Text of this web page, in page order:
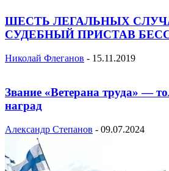
ШЕСТЬ ЛЕГАЛЬНЫХ
СУДЕБНЫЙ ПРИСТАВ
Николай Флеганов - 15.11.2019
Звание «Ветерана труда» —
наград
Александр Степанов - 09.07.2024